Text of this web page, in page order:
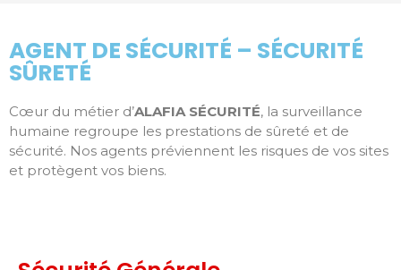
AGENT DE SÉCURITÉ – SÉCURITÉ
SÛRETÉ
Cœur du métier d’ALAFIA SÉCURITÉ, la surveillance
humaine regroupe les prestations de sûreté et de
sécurité. Nos agents préviennent les risques de vos sites
et protègent vos biens.